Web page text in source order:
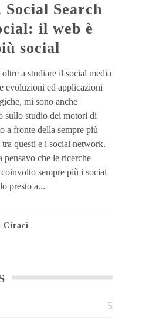
il web è
social
a studiare il social media
evoluzioni ed applicazioni
mi sono anche
sullo studio dei motori di
a fronte della sempre più
questi e i social network.
pensavo che le ricerche
sempre più i social
presto a...
Ciracì